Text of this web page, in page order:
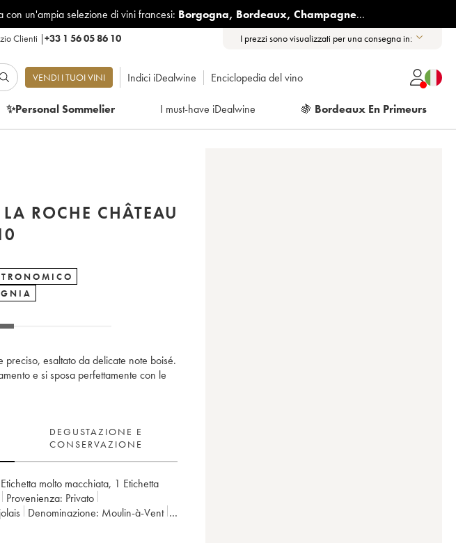
un'ampia selezione di vini francesi: Borgogna, Bordeaux, Champagne...
Clienti |+33 1 56 05 86 10 I prezzi sono visualizzati per una consegna in:
VENDI I TUOI VINI Indici iDealwine Enciclopedia del vino
✨Personal Sommelier I must-have iDealwine 🍇 Bordeaux En Primeurs
ROCHE CHÂTEAU
esaltato da delicate note boisé.
e si sposa perfettamente con le
DEGUSTAZIONE E
CONSERVAZIONE
molto macchiata, 1 Etichetta
Provenienza:
privato
Denominazione:
Moulin-à-Vent